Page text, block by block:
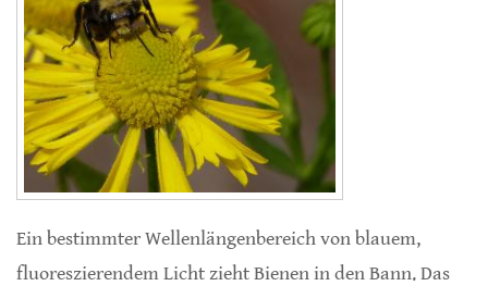
Ein bestimmter Wellenlängenbereich von blauem,
fluoreszierendem Licht zieht Bienen in den Bann. Das